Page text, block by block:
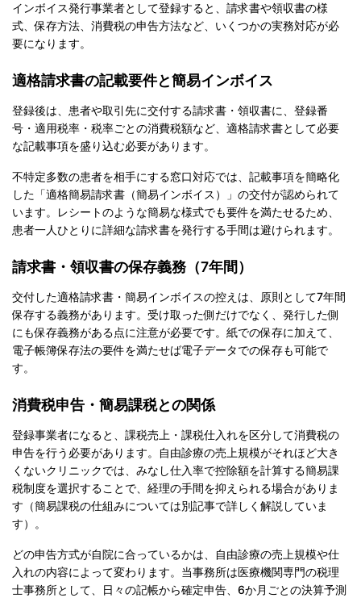
インボイス発行事業者として登録すると、請求書や領収書の様
式、保存方法、消費税の申告方法など、いくつかの実務対応が必
要になります。
適格請求書の記載要件と簡易インボイス
登録後は、患者や取引先に交付する請求書・領収書に、登録番
号・適用税率・税率ごとの消費税額など、適格請求書として必要
な記載事項を盛り込む必要があります。
不特定多数の患者を相手にする窓口対応では、記載事項を簡略化
した「適格簡易請求書（簡易インボイス）」の交付が認められて
います。レシートのような簡易な様式でも要件を満たせるため、
患者一人ひとりに詳細な請求書を発行する手間は避けられます。
請求書・領収書の保存義務（7年間）
交付した適格請求書・簡易インボイスの控えは、原則として7年間
保存する義務があります。受け取った側だけでなく、発行した側
にも保存義務がある点に注意が必要です。紙での保存に加えて、
電子帳簿保存法の要件を満たせば電子データでの保存も可能で
す。
消費税申告・簡易課税との関係
登録事業者になると、課税売上・課税仕入れを区分して消費税の
申告を行う必要があります。自由診療の売上規模がそれほど大き
くないクリニックでは、みなし仕入率で控除額を計算する簡易課
税制度を選択することで、経理の手間を抑えられる場合がありま
す（簡易課税の仕組みについては別記事で詳しく解説していま
す）。
どの申告方式が自院に合っているかは、自由診療の売上規模や仕
入れの内容によって変わります。当事務所は医療機関専門の税理
士事務所として、日々の記帳から確定申告、6か月ごとの決算予測